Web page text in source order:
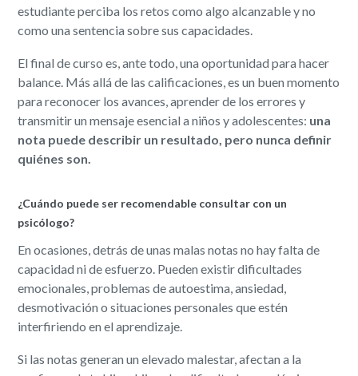
estudiante perciba los retos como algo alcanzable y no
como una sentencia sobre sus capacidades.
El final de curso es, ante todo, una oportunidad para hacer
balance. Más allá de las calificaciones, es un buen momento
para reconocer los avances, aprender de los errores y
transmitir un mensaje esencial a niños y adolescentes: una
nota puede describir un resultado, pero nunca definir
quiénes son.
¿Cuándo puede ser recomendable consultar con un
psicólogo?
En ocasiones, detrás de unas malas notas no hay falta de
capacidad ni de esfuerzo. Pueden existir dificultades
emocionales, problemas de autoestima, ansiedad,
desmotivación o situaciones personales que estén
interfiriendo en el aprendizaje.
Si las notas generan un elevado malestar, afectan a la